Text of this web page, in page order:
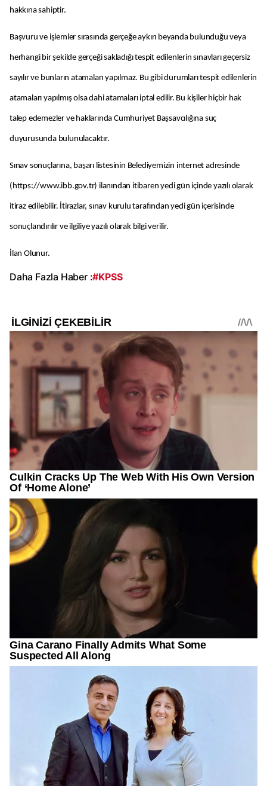
hakkına sahiptir.
Başvuru ve işlemler sırasında gerçeğe aykırı beyanda bulunduğu veya
herhangi bir şekilde gerçeği sakladığı tespit edilenlerin sınavları geçersiz
sayılır ve bunların atamaları yapılmaz. Bu gibi durumları tespit edilenlerin
atamaları yapılmış olsa dahi atamaları iptal edilir. Bu kişiler hiçbir hak
talep edemezler ve haklarında Cumhuriyet Başsavcılığına suç
duyurusunda bulunulacaktır.
Sınav sonuçlarına, başarı listesinin Belediyemizin internet adresinde
(https://www.ibb.gov.tr) ilanından itibaren yedi gün içinde yazılı olarak
itiraz edilebilir. İtirazlar, sınav kurulu tarafından yedi gün içerisinde
sonuçlandırılır ve ilgiliye yazılı olarak bilgi verilir.
İlan Olunur.
Daha Fazla Haber :#KPSS